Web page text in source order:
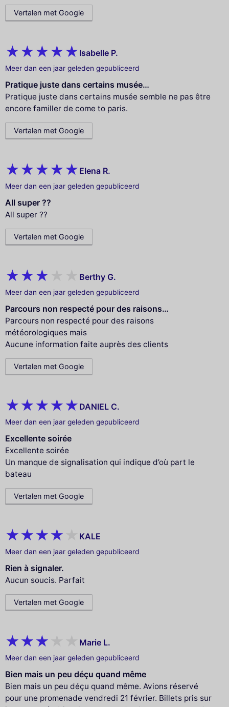
Vertalen met Google
Isabelle P.
Meer dan een jaar geleden gepubliceerd
Pratique juste dans certains musée…
Pratique juste dans certains musée semble ne pas être
encore familler de come to paris.
Vertalen met Google
Elena R.
Meer dan een jaar geleden gepubliceerd
All super ??
All super ??
Vertalen met Google
Berthy G.
Meer dan een jaar geleden gepubliceerd
Parcours non respecté pour des raisons…
Parcours non respecté pour des raisons
météorologiques mais
Aucune information faite auprès des clients
Vertalen met Google
DANIEL C.
Meer dan een jaar geleden gepubliceerd
Excellente soirée
Excellente soirée
Un manque de signalisation qui indique d’où part le
bateau
Vertalen met Google
KALE
Meer dan een jaar geleden gepubliceerd
Rien à signaler.
Aucun soucis. Parfait
Vertalen met Google
Marie L.
Meer dan een jaar geleden gepubliceerd
Bien mais un peu déçu quand même
Bien mais un peu déçu quand même. Avions réservé
pour une promenade vendredi 21 février. Billets pris sur